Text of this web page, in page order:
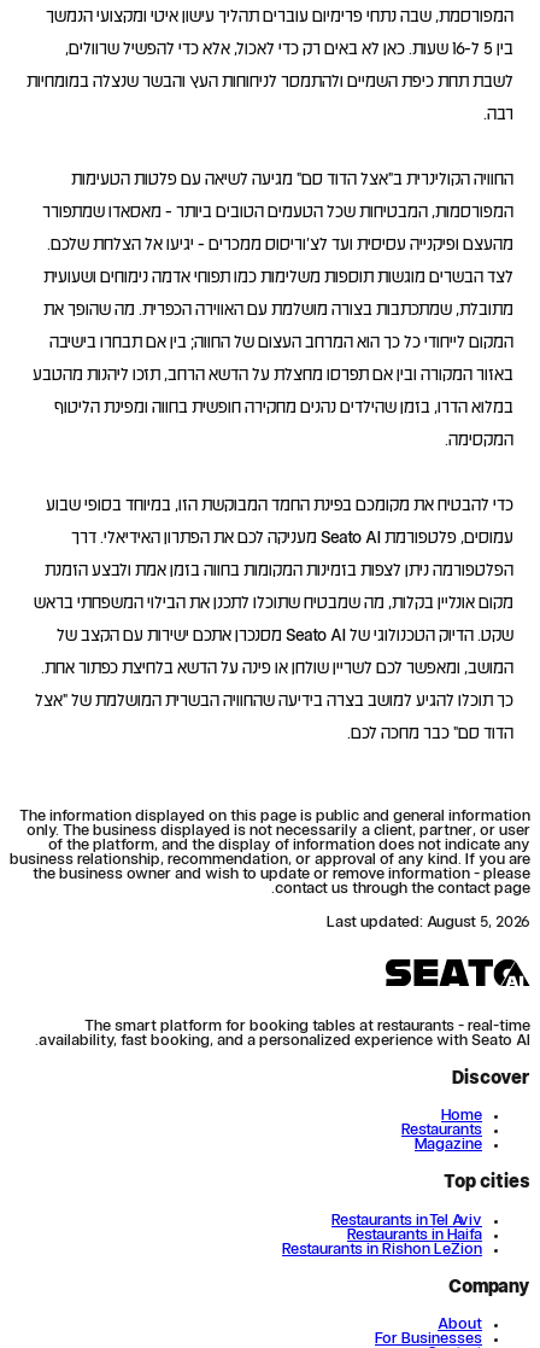
המפורסמת, שבה נתחי פרימיום עוברים תהליך עישון איטי ומקצועי הנמשך
בין 5 ל-16 שעות. כאן לא באים רק כדי לאכול, אלא כדי להפשיל שרוולים,
לשבת תחת כיפת השמיים ולהתמסר לניחוחות העץ והבשר שנצלה במומחיות
החוויה הקולינרית ב"אצל הדוד סם" מגיעה לשיאה עם פלטות הטעימות
המפורסמות, המבטיחות שכל הטעמים הטובים ביותר - מאסאדו שמתפורר
מהעצם ופיקנייה עסיסית ועד לצ'וריסוס ממכרים - יגיעו אל הצלחת שלכם.
לצד הבשרים מוגשות תוספות משלימות כמו תפוחי אדמה נימוחים ושעועית
מתובלת, שמתכתבות בצורה מושלמת עם האווירה הכפרית. מה שהופך את
המקום לייחודי כל כך הוא המרחב העצום של החווה; בין אם תבחרו בישיבה
באזור המקורה ובין אם תפרסו מחצלת על הדשא הרחב, תזכו ליהנות מהטבע
במלוא הדרו, בזמן שהילדים נהנים מחקירה חופשית בחווה ומפינת הליטוף
כדי להבטיח את מקומכם בפינת החמד המבוקשת הזו, במיוחד בסופי שבוע
עמוסים, פלטפורמת Seato AI מעניקה לכם את הפתרון האידיאלי. דרך
הפלטפורמה ניתן לצפות בזמינות המקומות בחווה בזמן אמת ולבצע הזמנת
מקום אונליין בקלות, מה שמבטיח שתוכלו לתכנן את הבילוי המשפחתי בראש
שקט. הדיוק הטכנולוגי של Seato AI מסנכרן אתכם ישירות עם הקצב של
המושב, ומאפשר לכם לשריין שולחן או פינה על הדשא בלחיצת כפתור אחת.
כך תוכלו להגיע למושב בצרה בידיעה שהחוויה הבשרית המושלמת של "אצל
הדוד סם" כבר מחכה לכם.
The information displayed on this page is public and general information
only. The business displayed is not necessarily a client, partner, or user
of the platform, and the display of information does not indicate any
business relationship, recommendation, or approval of any kind. If you are
the business owner and wish to update or remove information - please
contact us through the contact page.
Last updated: August 5, 2026
The smart platform for booking tables at restaurants - real-time
availability, fast booking, and a personalized experience with Seato AI.
Discover
Home
Restaurants
Magazine
Top cities
Restaurants in Tel Aviv
Restaurants in Haifa
Restaurants in Rishon LeZion
Company
About
For Businesses